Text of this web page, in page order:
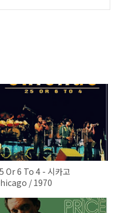
Or 6 To 4 - 시카고
/ 1970